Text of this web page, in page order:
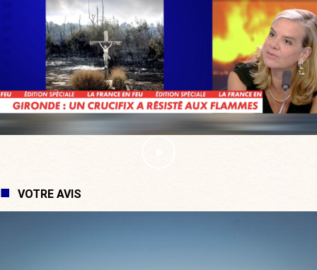
VOTRE AVIS